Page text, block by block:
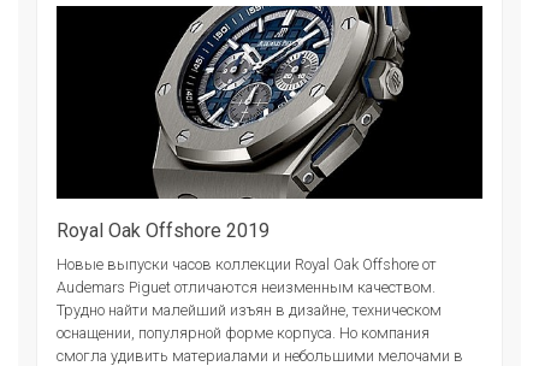
Royal Oak Offshore 2019
Новые выпуски часов коллекции Royal Oak Offshore от
Audemars Piguet отличаются неизменным качеством.
Трудно найти малейший изъян в дизайне, техническом
оснащении, популярной форме корпуса. Но компания
смогла удивить материалами и небольшими мелочами в